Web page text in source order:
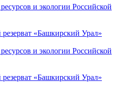
и экологии Российской
«Башкирский Урал»
и экологии Российской
«Башкирский Урал»